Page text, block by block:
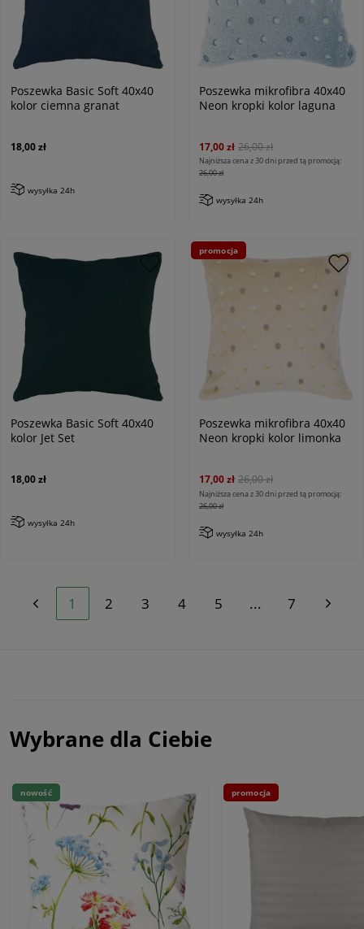
Poszewka Basic Soft 40x40
kolor ciemna granat
18,00 zł
wysyłka 24h
Poszewka mikrofibra 40x40
Neon kropki kolor laguna
17,00 zł 26,00 zł
Najniższa cena z 30 dni przed tą promocją:
26,00 zł
wysyłka 24h
Poszewka Basic Soft 40x40
kolor Jet Set
18,00 zł
wysyłka 24h
Poszewka mikrofibra 40x40
Neon kropki kolor limonka
17,00 zł 26,00 zł
Najniższa cena z 30 dni przed tą promocją:
26,00 zł
wysyłka 24h
promocja
1 2 3 4 5 ... 7
Wybrane dla Ciebie
nowość promocja